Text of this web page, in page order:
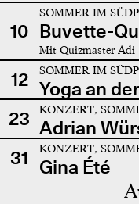
10
SOMMER IM
Buvette-
Mit Quizmaster Adi
12 SOMMER IM
Yoga an
23
KONZERT,
Adrian
31
KONZERT,
Gina Été